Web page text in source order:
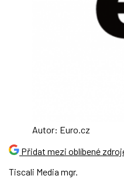
Autor: Euro.cz
Přidat mezi oblíbené
Tiscali Media mgr.